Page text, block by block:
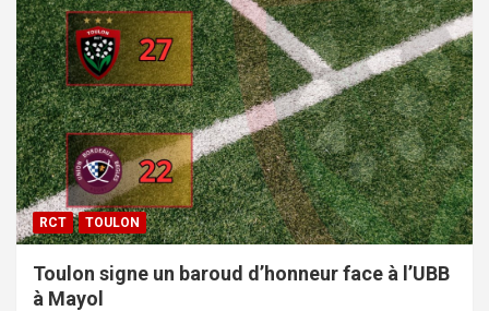
RCT TOULON
Toulon signe un baroud d’honneur face à l’UBB
à Mayol